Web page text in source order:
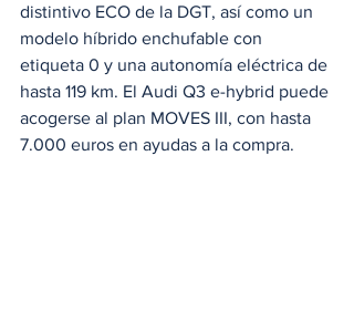
distintivo ECO de la DGT, así como un
modelo híbrido enchufable con
etiqueta 0 y una autonomía eléctrica de
hasta 119 km. El Audi Q3 e-hybrid puede
acogerse al plan MOVES III, con hasta
7.000 euros en ayudas a la compra.